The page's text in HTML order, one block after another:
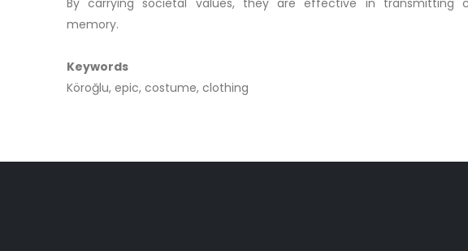
By carrying societal values, they are effective in transmitting
memory.
Keywords
Köroğlu, epic, costume, clothing